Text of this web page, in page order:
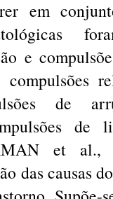
em
e
de
de
et
das causas